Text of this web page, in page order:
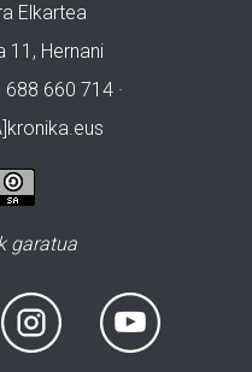
Elkartea
11, Hernani
688 660 714 ·
garatua